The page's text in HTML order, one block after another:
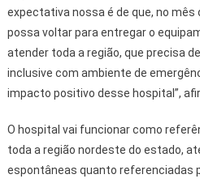
expectativa nossa é de que, no mês
possa voltar para entregar o
atender toda a região, que precisa
inclusive com ambiente de
impacto positivo desse hospital”,
O hospital vai funcionar como
toda a região nordeste do estado,
espontâneas quanto referenciadas